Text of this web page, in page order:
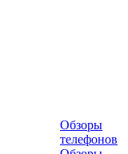
Обзоры
телефонов